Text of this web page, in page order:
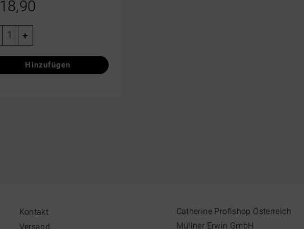
18,90
+
Catherine Profishop Österreich
Müllner Erwin GmbH
Kontakt
Versand